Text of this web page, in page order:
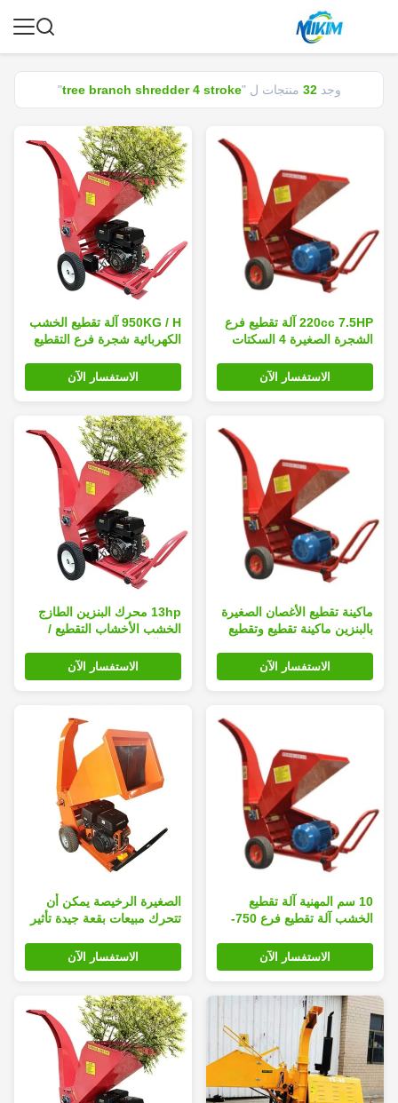
وجد32 منتجات ل "tree branch shredder 4 stroke
"
220cc 7.5HP آلة تقطيع فرع
الشجرة الصغيرة 4 السكتات
الاستفسار الآن
950KG / H آلة تقطيع الخشب
الكهربائية شجرة فرع التقطيع
الاستفسار الآن
ماكينة تقطيع الأغصان الصغيرة
بالبنزين ماكينة تقطيع وتقطيع
الاستفسار الآن
13hp محرك البنزين الطازج
الخشب الأخشاب التقطيع /
الاستفسار الآن
10 سم المهنية آلة تقطيع
الخشب آلة تقطيع فرع 750-
الاستفسار الآن
الصغيرة الرخيصة يمكن أن
تتحرك مبيعات بقعة جيدة تأثير
الاستفسار الآن